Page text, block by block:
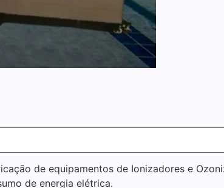
de equipamentos de Ionizadores e
de energia elétrica.